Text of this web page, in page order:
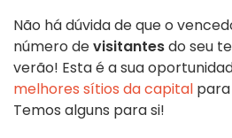
Não há dúvida de que o
número devisitantesdo seu
verão! Esta é a sua
melhores sítios da capital
Temos alguns para si!